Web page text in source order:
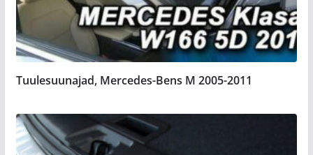
Tuulesuunajad, Mercedes-Bens M 2005-2011